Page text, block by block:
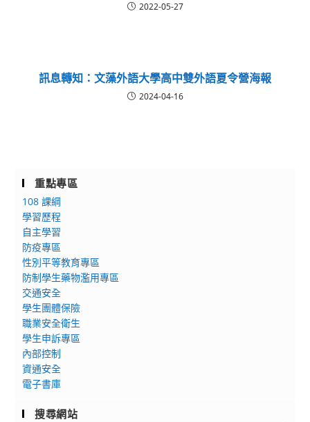
2022-05-27
訊息轉知：文藻外語大學高中雙外語夏令營海報
2024-04-16
重點專區
108 課綱
學習歷程
自主學習
防疫專區
性別平等教育專區
防制學生藥物濫用專區
交通安全
學生團體保險
職業安全衛生
學生申訴專區
內部控制
資通安全
電子書庫
搜尋網站